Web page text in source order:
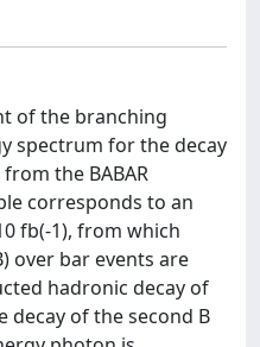
of the branching
spectrum for the decay
the BABAR
corresponds to an
fb(-1), from which
over bar events are
hadronic decay of
decay of the second B